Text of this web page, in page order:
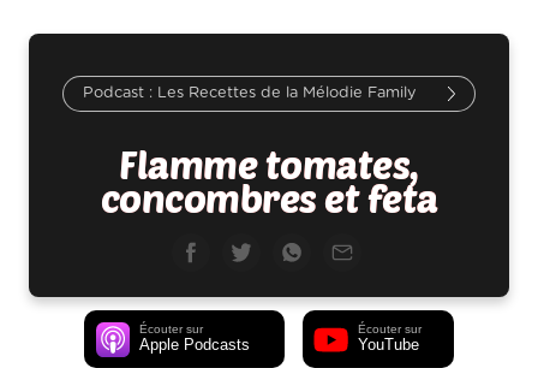
Les Recettes de la Mélodie Family
Flamme tomates,
concombres et feta
Écouter sur
Apple Podcasts
Écouter sur
YouTube